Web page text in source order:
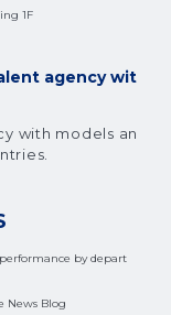
1F
agency wit
with models an
by depart
News Blog